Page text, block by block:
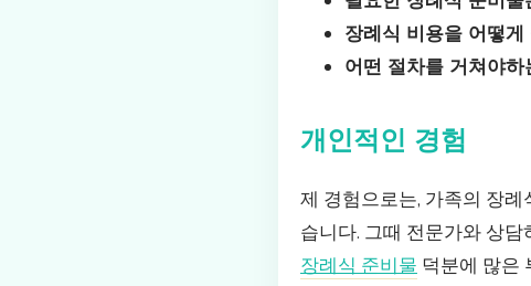
장례식 비용을 어떻
어떤 절차를 거쳐야
개인적인 경험
제 경험으로는, 가족의 장
습니다. 그때 전문가와 상
장례식 준비물 덕분에 많은